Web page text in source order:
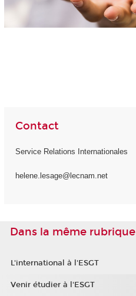
Contact
Service Relations Internationales
helene.lesage@lecnam.net
Dans la même rubrique
L'international à l'ESGT
Venir étudier à l'ESGT